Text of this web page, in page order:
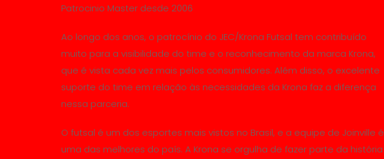
Patrocinio Master desde 2006
Ao longo dos anos, o patrocínio do JEC/Krona Futsal tem contribuído
muito para a visibilidade do time e o reconhecimento da marca Krona,
que é vista cada vez mais pelos consumidores. Além disso, o excelente
suporte do time em relação às necessidades da Krona faz a diferença
nessa parceria.
O futsal é um dos esportes mais vistos no Brasil, e a equipe de Joinville é
uma das melhores do país. A Krona se orgulha de fazer parte da história